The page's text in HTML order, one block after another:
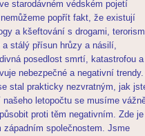
starodávném védském pojetí
popřít fakt, že existují
a kšeftování s drogami,
stálý přísun hrůzy a násilí,
posedlost smrtí, katastrofou a
nebezpečné a negativní
stal prakticky nezvratným, jak
letopočtu se musíme
proti těm negativním. Zde je
západním společnostem. Jsme